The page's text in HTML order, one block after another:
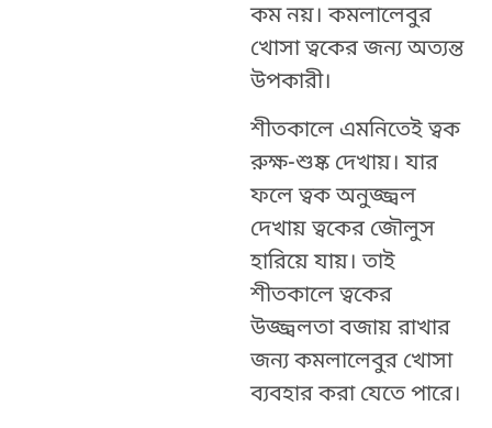
কম নয়। কমলালেবুর
খোসা ত্বকের জন্য অত্যন্ত
উপকারী।
শীতকালে এমনিতেই ত্বক
রুক্ষ-শুষ্ক দেখায়। যার
ফলে ত্বক অনুজ্জ্বল
দেখায় ত্বকের জৌলুস
হারিয়ে যায়। তাই
শীতকালে ত্বকের
উজ্জ্বলতা বজায় রাখার
জন্য কমলালেবুর খোসা
ব্যবহার করা যেতে পারে।